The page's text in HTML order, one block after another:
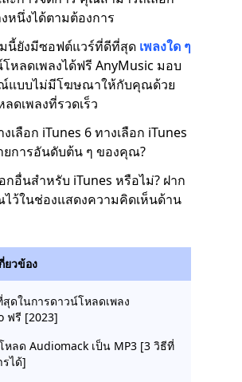
หนึ่งได้ตามต้องการ
นี้ยังมีซอฟต์แวร์ที่ดีที่สุด เพลงใด ๆ
หลดเพลงได้ฟรี AnyMusic มอบ
แบบไม่มีโฆษณาให้กับคุณด้วย
ดเพลงที่รวดเร็ว
เลือก iTunes 6 ทางเลือก iTunes
ยการอันดับต้น ๆ ของคุณ?
กอื่นสำหรับ iTunes หรือไม่? ฝาก
ไว้ในช่องแสดงความคิดเห็นด้าน
ยวข้อง
ดในการดาวน์โหลดเพลง
ฟรี [2023]
หลด Audiomack เป็น MP3 [3 วิธีที่
รได้]